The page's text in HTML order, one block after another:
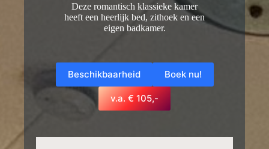
Deze romantisch klassieke kamer
heeft een heerlijk bed, zithoek en een
eigen badkamer.
Beschikbaarheid Boek nu!
v.a. € 105,-